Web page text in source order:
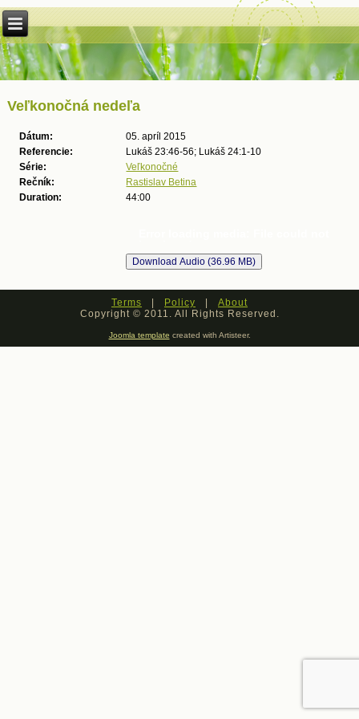
Veľkonočná nedeľa
Dátum:
05. apríl 2015
Referencie:
Lukáš 23:46-56; Lukáš 24:1-10
Série:
Veľkonočné
Rečník:
Rastislav Betina
Duration:
44:00
Terms | Policy | About
Copyright © 2011. All Rights Reserved.
Joomla template created with Artisteer.